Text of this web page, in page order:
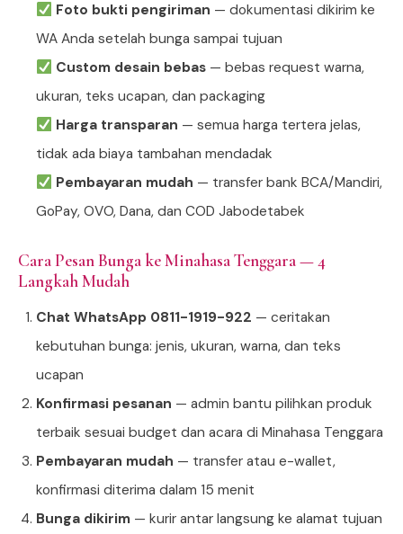
Foto bukti pengiriman — dokumentasi dikirim ke
WA Anda setelah bunga sampai tujuan
Custom desain bebas— bebas request warna,
ukuran, teks ucapan, dan packaging
Harga transparan — semua harga tertera jelas,
tidak ada biaya tambahan mendadak
Pembayaran mudah — transfer bank BCA/Mandiri,
GoPay, OVO, Dana, dan COD Jabodetabek
Cara Pesan Bunga ke Minahasa Tenggara — 4
Langkah Mudah
Chat WhatsApp 0811-1919-922 — ceritakan
kebutuhan bunga: jenis, ukuran, warna, dan teks
ucapan
Konfirmasi pesanan — admin bantu pilihkan produk
terbaik sesuai budget dan acara di Minahasa Tenggara
Pembayaran mudah — transfer atau e-wallet,
konfirmasi diterima dalam 15 menit
Bunga dikirim — kurir antar langsung ke alamat tujuan